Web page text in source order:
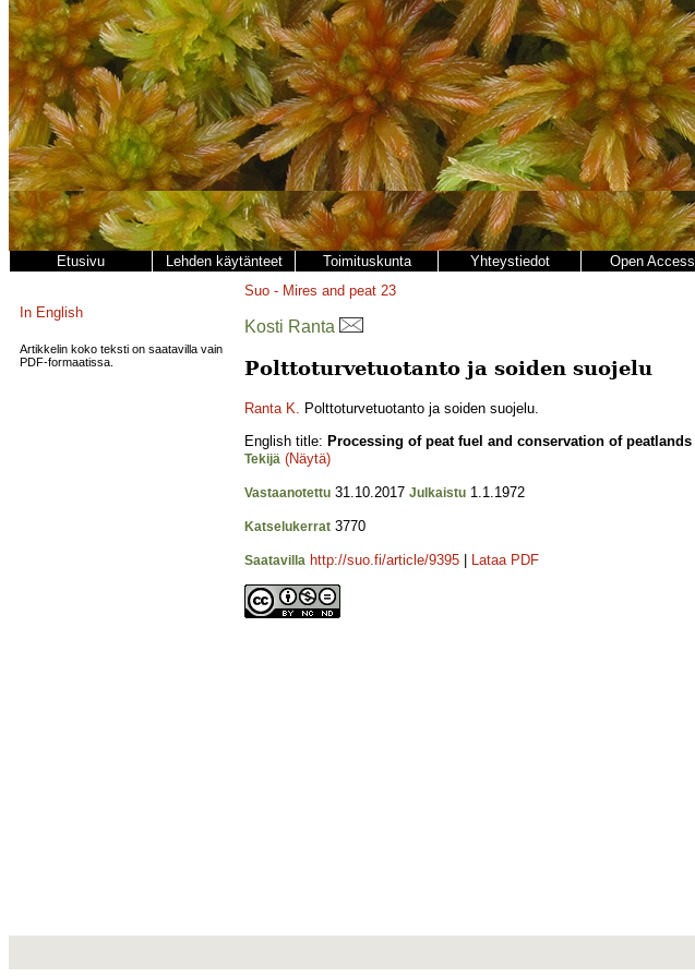
Etusivu Lehden käytänteet Toimituskunta Yhteystiedot Open Access
In English
Artikkelin koko teksti on saatavilla vain
PDF-formaatissa.
Suo - Mires and peat 23
Kosti Ranta
Polttoturvetuotanto ja soiden suojelu
Ranta K. Polttoturvetuotanto ja soiden suojelu.
English title: Processing of peat fuel and conservation of peatlands
Tekijä (Näytä)
Vastaanotettu 31.10.2017 Julkaistu 1.1.1972
Katselukerrat 3770
Saatavilla http://suo.fi/article/9395 Lataa PDF